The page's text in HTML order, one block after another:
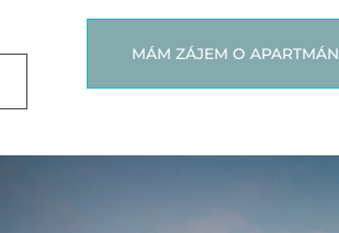
MÁM ZÁJEM O APARTMÁN